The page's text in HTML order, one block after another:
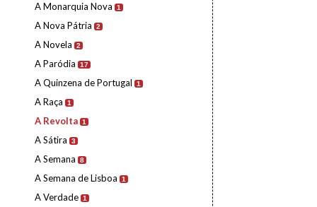
A Monarquia Nova 1
A Nova Pátria 2
A Novela 2
A Paródia 17
A Quinzena de Portugal 1
A Raça 1
A Revolta 1
A Sátira 3
A Semana 8
A Semana de Lisboa 1
A Verdade 1